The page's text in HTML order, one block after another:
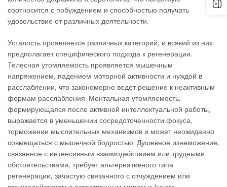
соотносится с побуждением и способностью получать
удовольствие от различных деятельности.
Усталость проявляется различных категорий, и всякий из них
предполагает специфического подхода к регенерации.
Телесная утомляемость проявляется мышечным
напряжением, падением моторной активности и нуждой в
расслаблении, что закономерно ведет решение к неактивным
формам расслабления. Ментальная утомляемость,
формирующаяся после активной интеллектуальной работы,
выражается в уменьшении сосредоточенности фокуса,
торможении мыслительных механизмов и может неожиданно
совмещаться с мышечной бодростью. Душевное изнеможение,
связанное с интенсивным взаимодействием или трудными
обстоятельствами, требует альтернативного типа
регенерации, зачастую связанного с отчуждением или